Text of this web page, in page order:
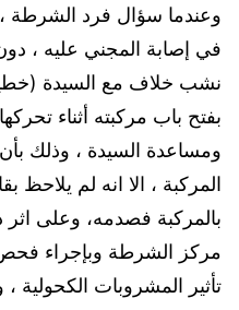
وعندما سؤال فرد الشرطة ،
في إصابة المجني عليه ،
نشب خلاف مع السيدة
بفتح باب مركبته أثناء
ومساعدة السيدة ، وذلك
المركبة ، الا انه لم يلاحظ
بالمركبة فصدمه، وعلى اثر
مركز الشرطة وبإجراء
تأثير المشروبات الكحولية ،